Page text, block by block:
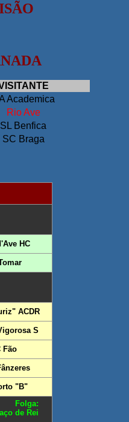
Academica
Rio Ave
SL Benfica
SC Braga
HC
ACDR
S
Fão
"B"
Folga:
de Rei